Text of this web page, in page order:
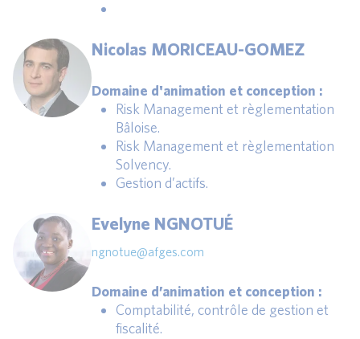
Nicolas MORICEAU-GOMEZ
Domaine d'animation et conception :
Risk Management et règlementation
Bâloise.
Risk Management et règlementation
Solvency.
Gestion d’actifs.
Evelyne NGNOTUÉ
ngnotue@afges.com
Domaine d’animation et conception :
Comptabilité, contrôle de gestion et
fiscalité.